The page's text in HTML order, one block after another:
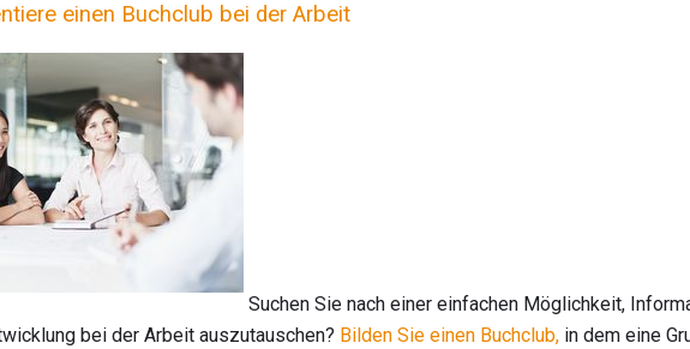
einen Buchclub bei der Arbeit
Suchen Sie nach einer einfachen Möglichkeit,
bei der Arbeit auszutauschen? Bilden Sie einen Buchclub, in dem eine